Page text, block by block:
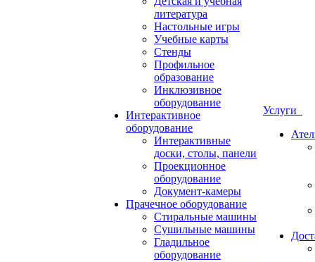
литература
Настольные игры
Учебные карты
Стенды
Профильное
образование
Инклюзивное
оборудование
Интерактивное
оборудование
Интерактивные
доски, столы, панели
Проекционное
оборудование
Документ-камеры
Прачечное оборудование
Стиральные машины
Сушильные машины
Гладильное
оборудование
Услуги